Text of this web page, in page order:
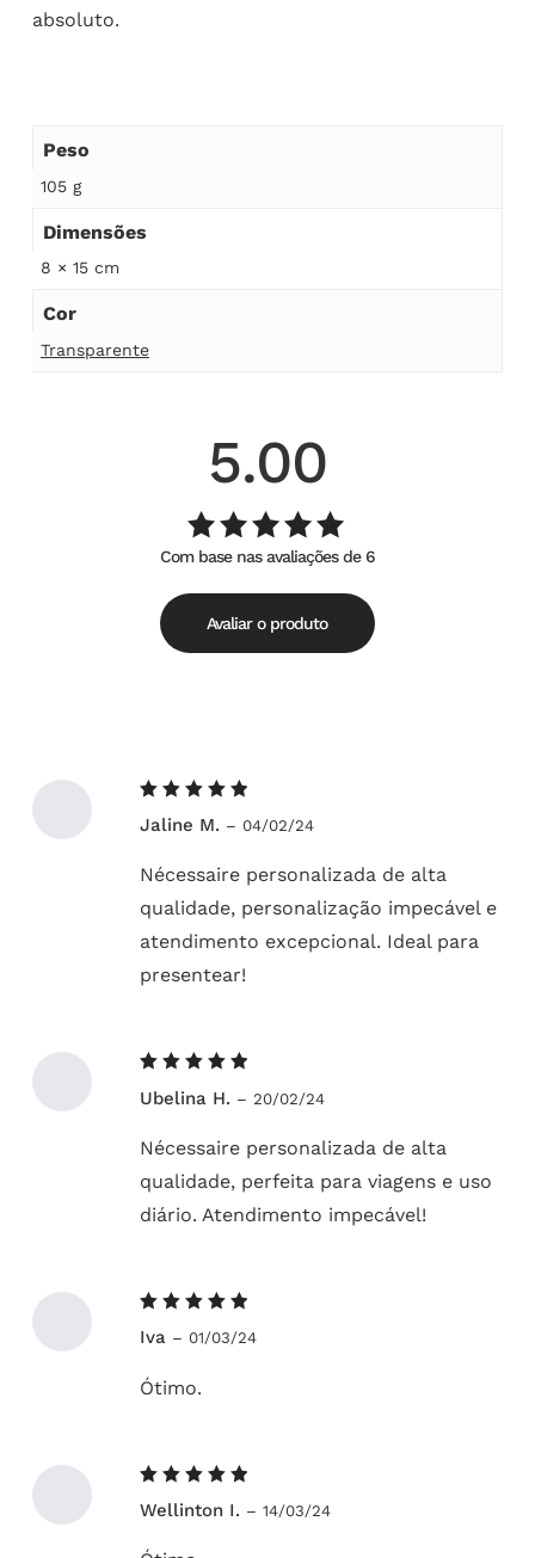
absoluto.
Peso
105 g
Dimensões
8 × 15 cm
Cor
Transparente
5.00
Avaliação
5.00de
5
Com base nas avaliações de 6
Avaliar o produto
5de 5
Jaline M. – 04/02/24
Nécessaire personalizada de alta
qualidade, personalização impecável e
atendimento excepcional. Ideal para
presentear!
5de 5
Ubelina H. – 20/02/24
Nécessaire personalizada de alta
qualidade, perfeita para viagens e uso
diário. Atendimento impecável!
5de 5
Iva – 01/03/24
Ótimo.
5de 5
Wellinton I. – 14/03/24